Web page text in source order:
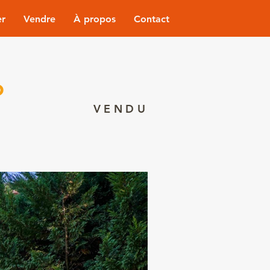
Vendre À propos Contact
VENDU